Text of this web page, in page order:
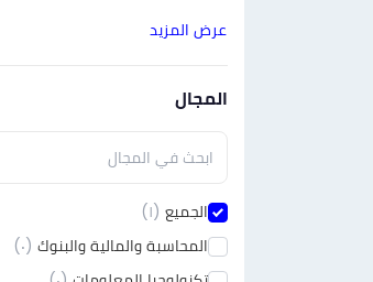
عرض المزيد
المجال
الجميع (١)
المحاسبة والمالية والبنوك (٠)